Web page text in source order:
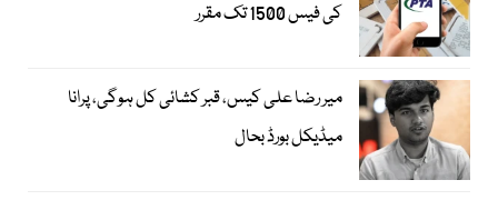
کی فیس 1500 تک مقرر
میر رضا علی کیس، قبر کشائی کل ہوگی، پرانا
میڈیکل بورڈ بحال